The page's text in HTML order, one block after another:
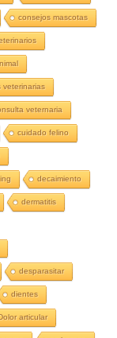
consejos mascotas
veterinarias
veternaria
cuidado felino
decaimiento
dermatitis
desparasitar
dientes
Dolor articular